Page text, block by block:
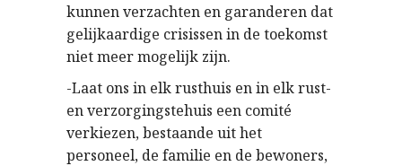
kunnen verzachten en garanderen dat
gelijkaardige crisissen in de toekomst
niet meer mogelijk zijn.
-Laat ons in elk rusthuis en in elk rust-
en verzorgingstehuis een comité
verkiezen, bestaande uit het
personeel, de familie en de bewoners,